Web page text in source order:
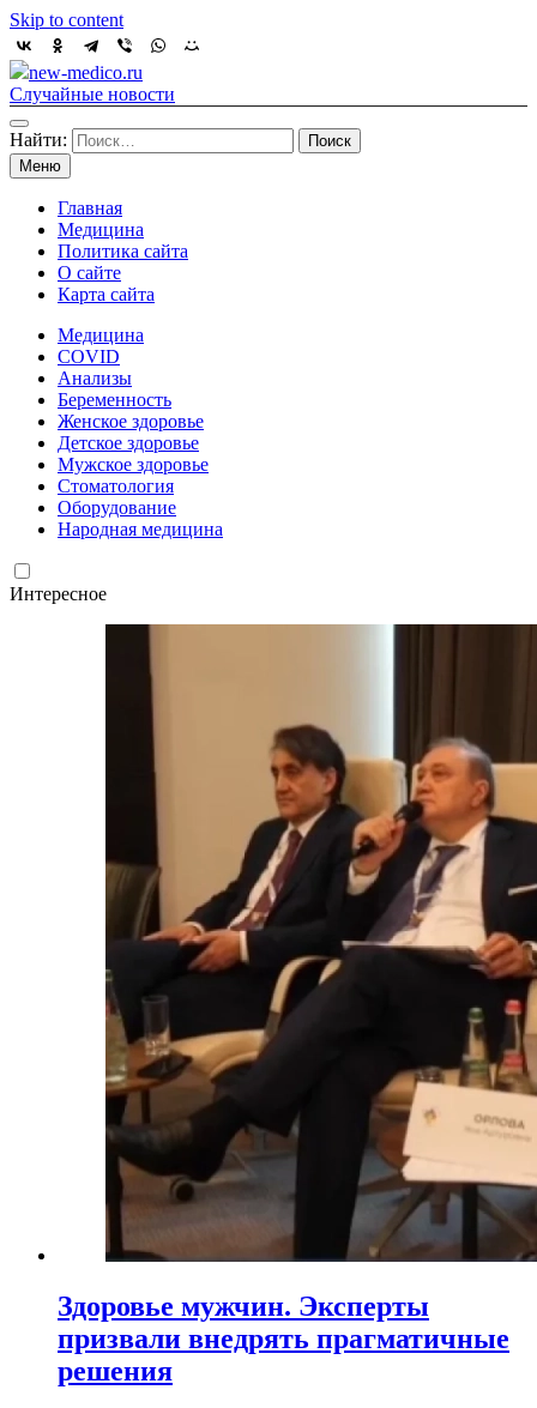
Skip to content
new-medico.ru
Случайные новости
Найти:
Меню
Главная
Медицина
Политика сайта
О сайте
Карта сайта
Медицина
COVID
Анализы
Беременность
Женское здоровье
Детское здоровье
Мужское здоровье
Стоматология
Оборудование
Народная медицина
Интересное
Здоровье мужчин. Эксперты
призвали внедрять прагматичные
решения